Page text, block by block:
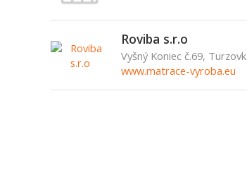
Roviba s.r.o
Vyšný Koniec č.69,
www.matrace-vyroba.eu